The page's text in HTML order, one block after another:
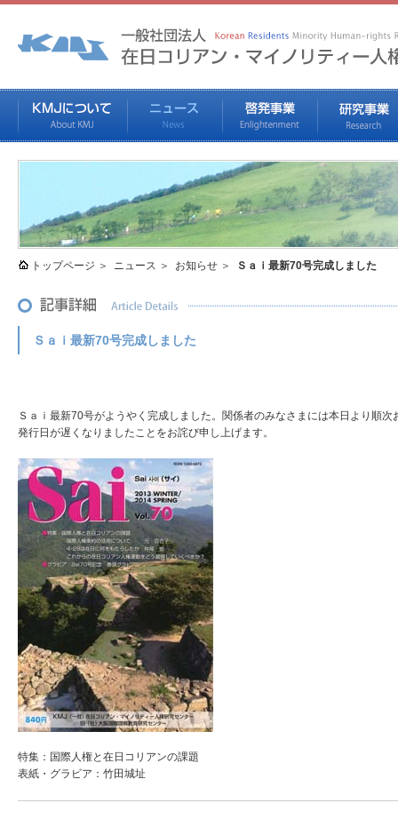
トップページ ニュース お知らせ Ｓａｉ最新70号完成しました
Ｓａｉ最新70号完成しました
Ｓａｉ最新70号がようやく完成しました。関係者のみなさまには本日より順次
発行日が遅くなりましたことをお詫び申し上げます。
特集：国際人権と在日コリアンの課題
表紙・グラビア：竹田城址